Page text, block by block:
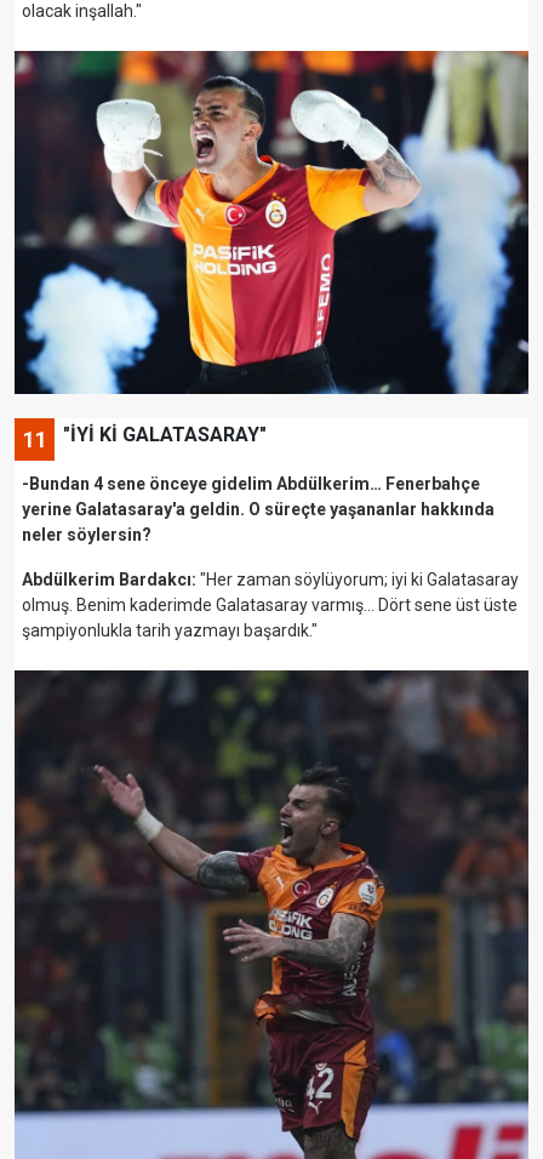
olacak inşallah."
11 "İYİ Kİ GALATASARAY"
-Bundan 4 sene önceye gidelim Abdülkerim… Fenerbahçe
yerine Galatasaray'a geldin. O süreçte yaşananlar hakkında
neler söylersin?
Abdülkerim Bardakcı: "Her zaman söylüyorum; iyi ki Galatasaray
olmuş. Benim kaderimde Galatasaray varmış… Dört sene üst üste
şampiyonlukla tarih yazmayı başardık."